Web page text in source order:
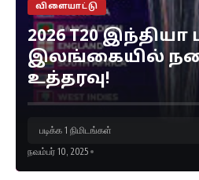
விளையாட்டு
2026 T20
இலங்கையில்
உத்தரவு!
நவம்பர் 10, 2025
படிக்க 1 நிமிடங்கள்